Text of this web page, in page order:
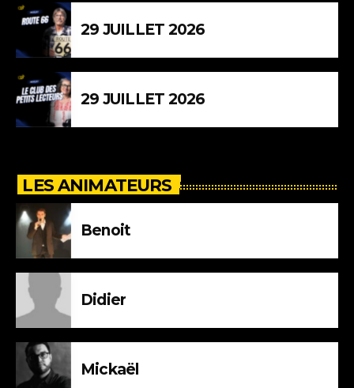
29 JUILLET 2026
29 JUILLET 2026
LES ANIMATEURS
Benoit
Didier
Mickaël